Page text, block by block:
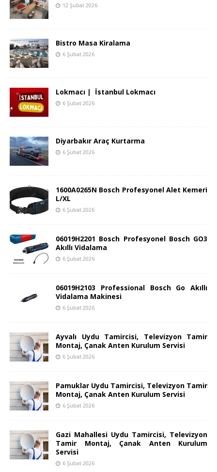
12 Şubat 2026
Bistro Masa Kiralama
6 Şubat 2026
Lokmacı | İstanbul Lokmacı
6 Şubat 2026
Diyarbakır Araç Kurtarma
6 Şubat 2026
1600A0265N Bosch Profesyonel Alet Kemeri
L/XL
6 Şubat 2026
06019H2201 Bosch Profesyonel Bosch GO3
Akıllı Vidalama
6 Şubat 2026
06019H2103 Professional Bosch Go Akıllı
Vidalama Makinesi
6 Şubat 2026
Ayvalı Uydu Tamircisi, Televizyon Tamir
Montaj, Çanak Anten Kurulum Servisi
6 Şubat 2026
Pamuklar Uydu Tamircisi, Televizyon Tamir
Montaj, Çanak Anten Kurulum Servisi
6 Şubat 2026
Gazi Mahallesi Uydu Tamircisi, Televizyon
Tamir Montaj, Çanak Anten Kurulum
Servisi
6 Şubat 2026